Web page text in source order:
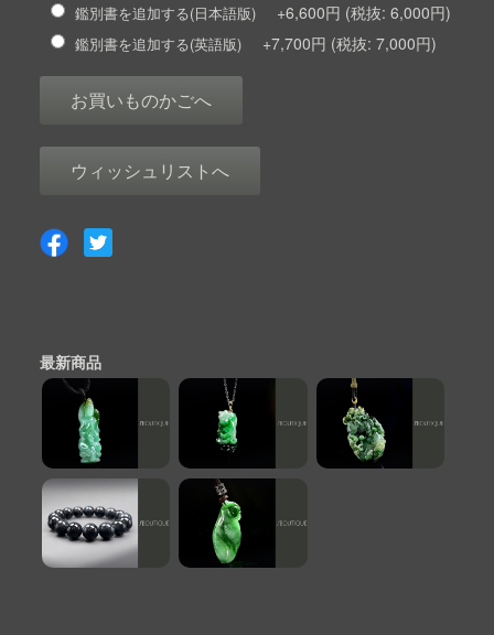
鑑別書を追加する(日本語版)
+6,600円 6,000円
鑑別書を追加する(英語版) +7,700円 7,000円
お買いものかごへ
ウィッシュリストへ
最新商品